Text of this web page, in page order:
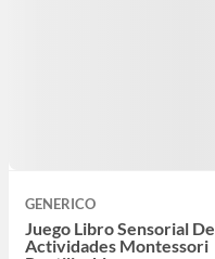
GENERICO
Juego Libro Sensorial De
Actividades Montessori